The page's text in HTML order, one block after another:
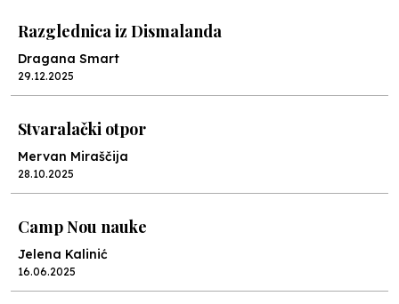
Razglednica iz Dismalanda
Dragana Smart
29.12.2025
Stvaralački otpor
Mervan Miraščija
28.10.2025
Camp Nou nauke
Jelena Kalinić
16.06.2025